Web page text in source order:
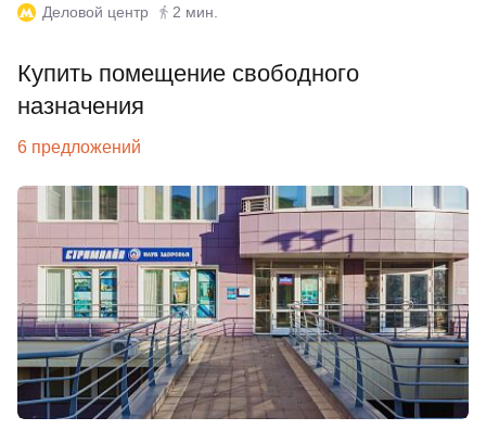
Деловой центр
2 мин.
Купить помещение свободного
назначения
6 предложений